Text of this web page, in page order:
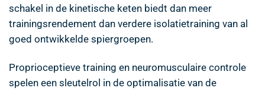
schakel in de kinetische keten biedt dan meer
trainingsrendement dan verdere isolatietraining van al
goed ontwikkelde spiergroepen.
Proprioceptieve training en neuromusculaire controle
spelen een sleutelrol in de optimalisatie van de